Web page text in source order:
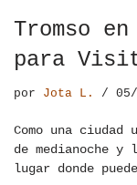
Tromso
para
por Jota L.
Como una
de medianoche
lugar donde